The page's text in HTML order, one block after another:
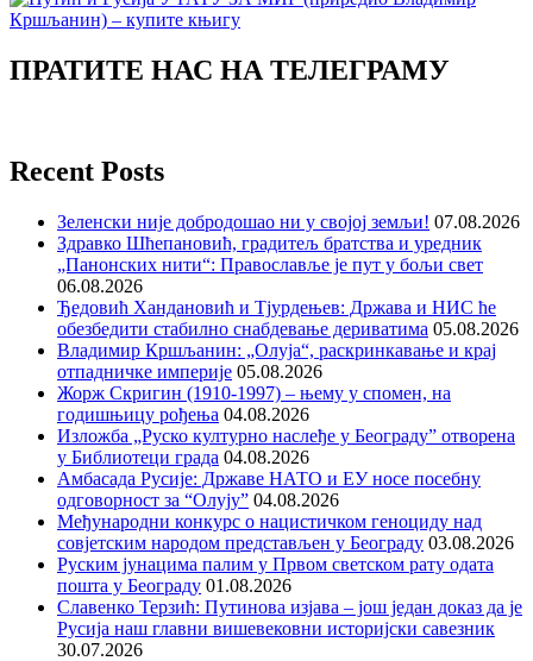
ПРАТИТЕ НАС НА ТЕЛЕГРАМУ
Recent Posts
Зеленски није добродошао ни у својој земљи! 07.08.2026
Здравко Шћепановић, градитељ братства и уредник
„Панонских нити“: Православље је пут у бољи свет
06.08.2026
Ђедовић Хандановић и Тјурдењев: Држава и НИС ће
обезбедити стабилно снабдевање дериватима 05.08.2026
Владимир Кршљанин: „Олуја“, раскринкавање и крај
отпадничке империје 05.08.2026
Жорж Скригин (1910-1997) – њему у спомен, на
годишњицу рођења 04.08.2026
Изложба „Руско културно наслеђе у Београду” отворена
у Библиотеци града 04.08.2026
Амбасада Русије: Државе НАТО и ЕУ носе посебну
одговорност за “Олују” 04.08.2026
Међународни конкурс о нацистичком геноциду над
совјетским народом представљен у Београду 03.08.2026
Руским јунацима палим у Првом светском рату одата
пошта у Београду 01.08.2026
Славенко Терзић: Путинова изјава – још један доказ да је
Русија наш главни вишевековни историјски савезник
30.07.2026